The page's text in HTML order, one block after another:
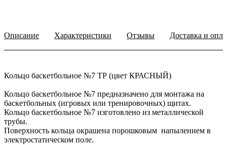
Описание Характеристики Отзывы Доставка и
Кольцо баскетбольное №7 ТР (цвет КРАСНЫЙ)
Кольцо баскетбольное №7 предназначено для монтажа на
баскетбольных (игровых или тренировочных) щитах.
Кольцо баскетбольное №7 изготовлено из металлической
трубы.
Поверхность кольца окрашена порошковым напылением в
электростатическом поле.